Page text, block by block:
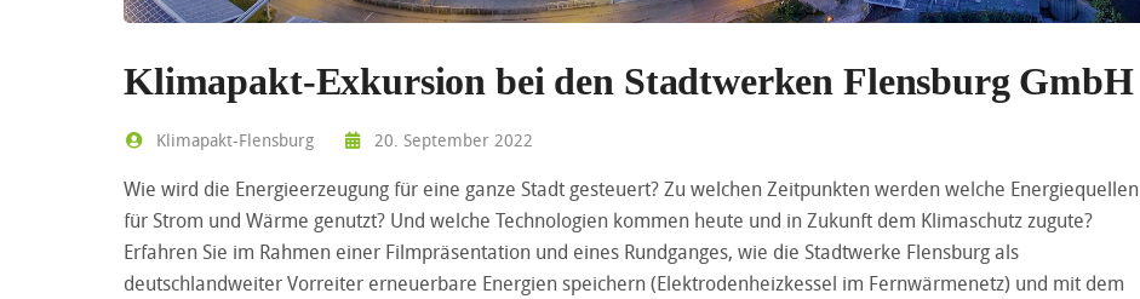
Klimapakt-Exkursion bei den Stadtwerken Flensburg GmbH
Klimapakt-Flensburg 20. September 2022
Wie wird die Energieerzeugung für eine ganze Stadt gesteuert? Zu welchen Zeitpunkten werden welche Energiequellen
für Strom und Wärme genutzt? Und welche Technologien kommen heute und in Zukunft dem Klimaschutz zugute?
Erfahren Sie im Rahmen einer Filmpräsentation und eines Rundganges, wie die Stadtwerke Flensburg als
deutschlandweiter Vorreiter erneuerbare Energien speichern (Elektrodenheizkessel im Fernwärmenetz) und mit dem